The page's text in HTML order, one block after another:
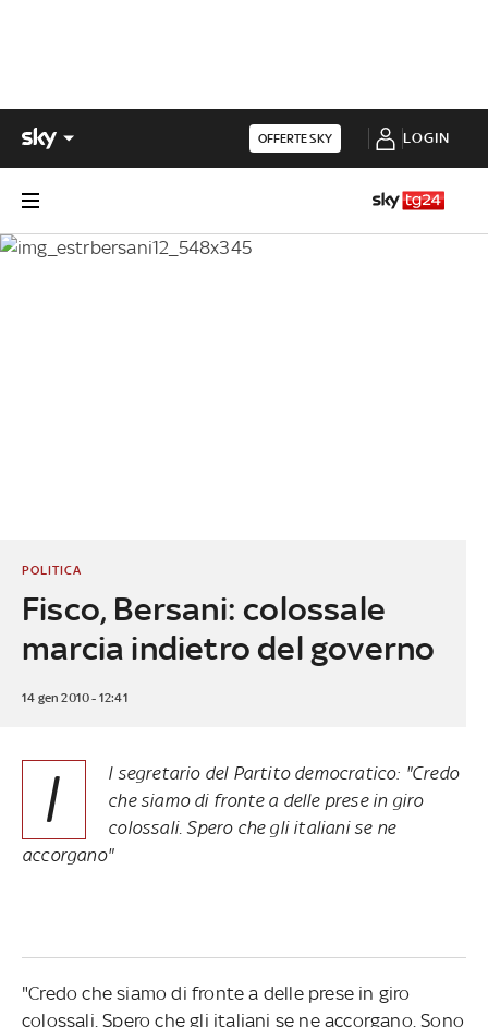
OFFERTE SKY LOGIN
Fisco, Bersani: colossale
marcia indietro del governo
POLITICA
14 gen 2010 - 12:41
I
l segretario del Partito democratico: "Credo
che siamo di fronte a delle prese in giro
colossali. Spero che gli italiani se ne
accorgano"
"Credo che siamo di fronte a delle prese in giro
colossali. Spero che gli italiani se ne accorgano. Sono